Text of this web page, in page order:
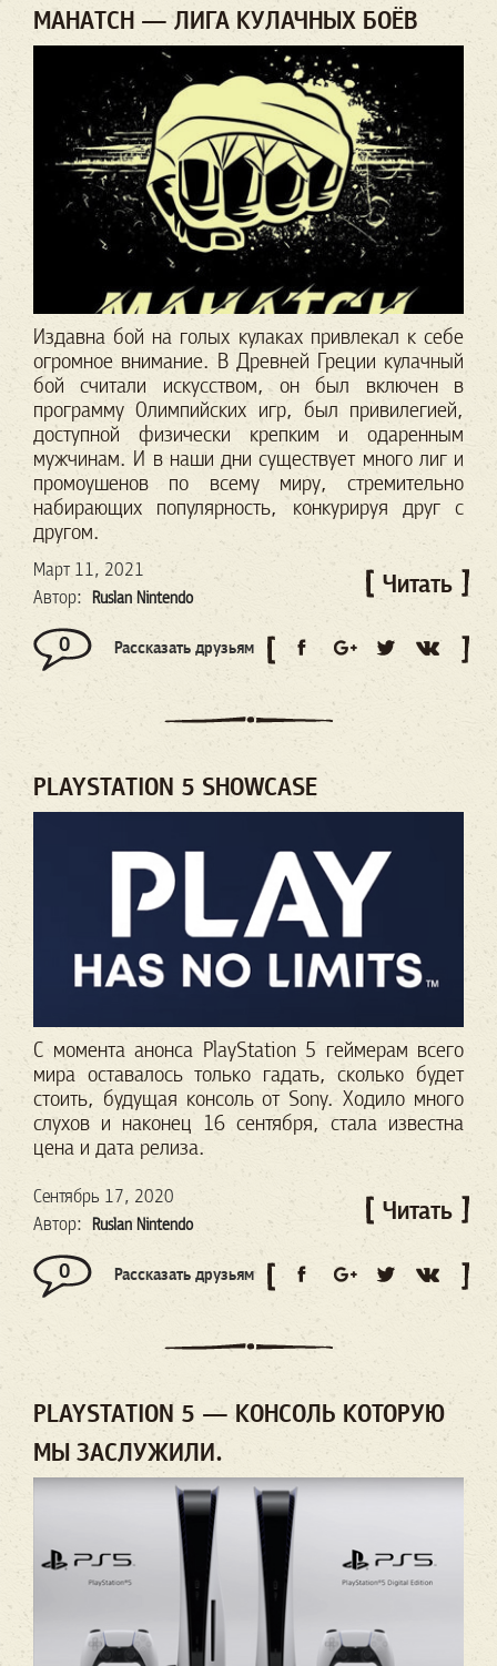
MAHATCH — ЛИГА КУЛАЧНЫХ БОЁВ
Издавна бой на голых кулаках привлекал к себе
огромное внимание. В Древней Греции кулачный
бой считали искусством, он был включен в
программу Олимпийских игр, был привилегией,
доступной физически крепким и одаренным
мужчинам. И в наши дни существует много лиг и
промоушенов по всему миру, стремительно
набирающих популярность, конкурируя друг с
другом.
Март 11, 2021
Автор:
Ruslan Nintendo Читать
0 Рассказать друзьям
PLAYSTATION 5 SHOWCASE
С момента анонса PlayStation 5 геймерам всего
мира оставалось только гадать, сколько будет
стоить, будущая консоль от Sony. Ходило много
слухов и наконец 16 сентября, стала известна
цена и дата релиза.
Сентябрь 17, 2020
Автор:
Ruslan Nintendo Читать
0 Рассказать друзьям
PLAYSTATION 5 — КОНСОЛЬ КОТОРУЮ
МЫ ЗАСЛУЖИЛИ.